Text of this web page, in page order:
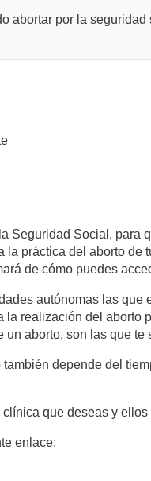
abortar por la
Seguridad Social,
la práctica del aborto
de cómo puedes
autónomas las
realización del
aborto, son las que te
depende del
que deseas y
enlace: